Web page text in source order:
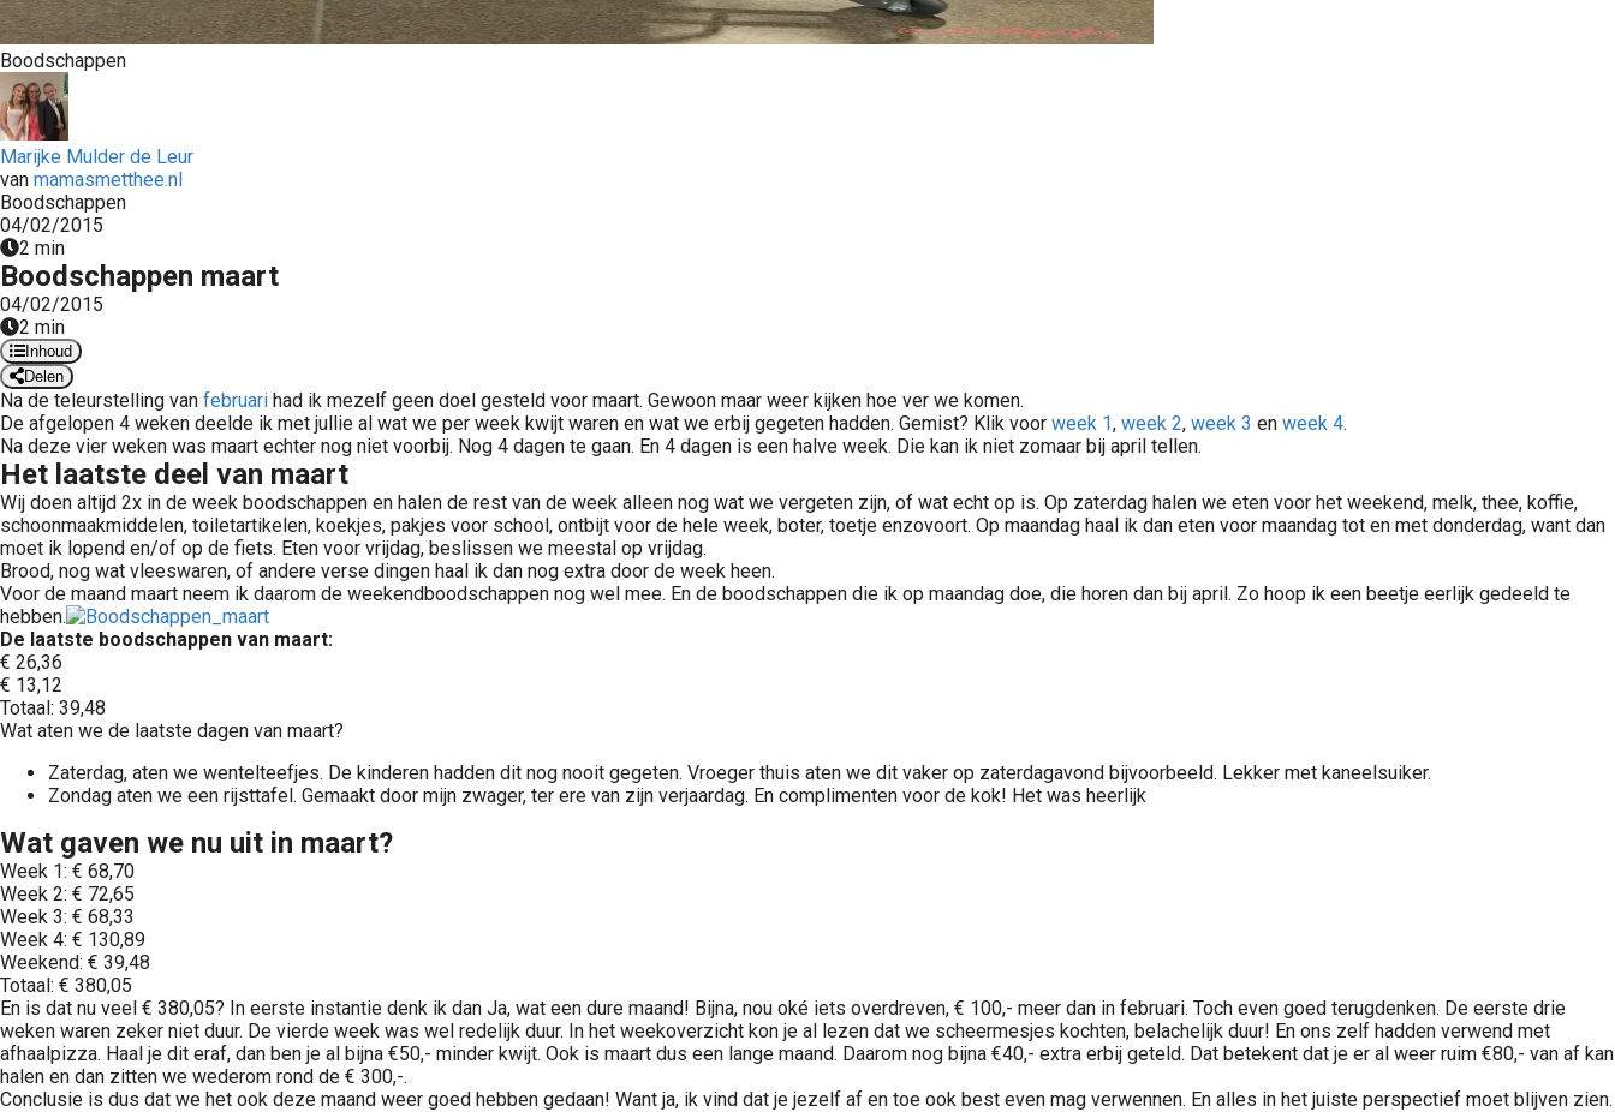
Boodschappen
Marijke Mulder de Leur
van mamasmetthee.nl
Boodschappen
04/02/2015
2 min
Boodschappen maart
04/02/2015
2 min
Inhoud
Delen
Na de teleurstelling van februari had ik mezelf geen doel gesteld voor maart. Gewoon maar weer kijken hoe ver we komen.
De afgelopen 4 weken deelde ik met jullie al wat we per week kwijt waren en wat we erbij gegeten hadden. Gemist? Klik voor week 1, week 2, week 3 en week 4.
Na deze vier weken was maart echter nog niet voorbij. Nog 4 dagen te gaan. En 4 dagen is een halve week. Die kan ik niet zomaar bij april tellen.
Het laatste deel van maart
Wij doen altijd 2x in de week boodschappen en halen de rest van de week alleen nog wat we vergeten zijn, of wat echt op is. Op zaterdag halen we eten voor het weekend, melk, thee, koffie,
schoonmaakmiddelen, toiletartikelen, koekjes, pakjes voor school, ontbijt voor de hele week, boter, toetje enzovoort. Op maandag haal ik dan eten voor maandag tot en met donderdag, want dan
moet ik lopend en/of op de fiets. Eten voor vrijdag, beslissen we meestal op vrijdag.
Brood, nog wat vleeswaren, of andere verse dingen haal ik dan nog extra door de week heen.
Voor de maand maart neem ik daarom de weekendboodschappen nog wel mee. En de boodschappen die ik op maandag doe, die horen dan bij april. Zo hoop ik een beetje eerlijk gedeeld te
hebben.
De laatste boodschappen van maart:
€ 26,36
€ 13,12
Totaal: 39,48
Wat aten we de laatste dagen van maart?
Zaterdag, aten we wentelteefjes. De kinderen hadden dit nog nooit gegeten. Vroeger thuis aten we dit vaker op zaterdagavond bijvoorbeeld. Lekker met kaneelsuiker.
Zondag aten we een rijsttafel. Gemaakt door mijn zwager, ter ere van zijn verjaardag. En complimenten voor de kok! Het was heerlijk
Wat gaven we nu uit in maart?
Week 1: € 68,70
Week 2: € 72,65
Week 3: € 68,33
Week 4: € 130,89
Weekend: € 39,48
Totaal: € 380,05
En is dat nu veel € 380,05? In eerste instantie denk ik dan Ja, wat een dure maand! Bijna, nou oké iets overdreven, € 100,- meer dan in februari. Toch even goed terugdenken. De eerste drie
weken waren zeker niet duur. De vierde week was wel redelijk duur. In het weekoverzicht kon je al lezen dat we scheermesjes kochten, belachelijk duur! En ons zelf hadden verwend met
afhaalpizza. Haal je dit eraf, dan ben je al bijna €50,- minder kwijt. Ook is maart dus een lange maand. Daarom nog bijna €40,- extra erbij geteld. Dat betekent dat je er al weer ruim €80,- van af kan
halen en dan zitten we wederom rond de € 300,-.
Conclusie is dus dat we het ook deze maand weer goed hebben gedaan! Want ja, ik vind dat je jezelf af en toe ook best even mag verwennen. En alles in het juiste perspectief moet blijven zien.